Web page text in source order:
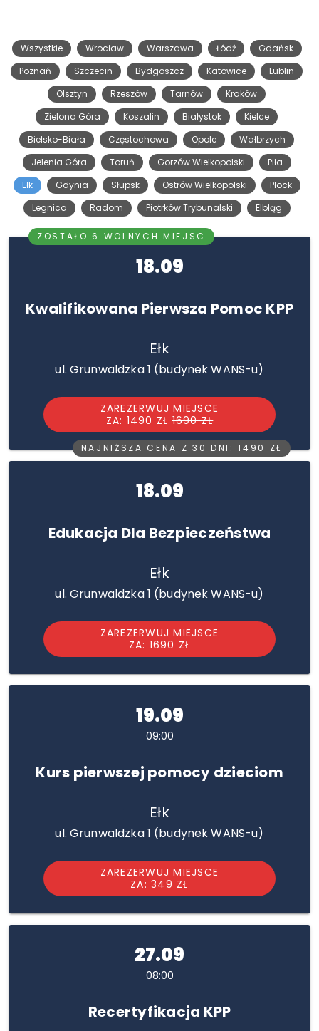
Wszystkie Wrocław Warszawa Łódź
Gdańsk
Poznań
Szczecin Bydgoszcz Katowice
Lublin
Olsztyn
Rzeszów Tarnów
Kraków
Zielona Góra
Koszalin Białystok
Kielce
Bielsko-Biała
Częstochowa Opole
Wałbrzych
Jelenia Góra
Toruń Gorzów Wielkopolski
Piła
Ełk
Gdynia Słupsk Ostrów Wielkopolski
Płock
Legnica
Radom Piotrków Trybunalski Elbląg
ZOSTAŁO 6 WOLNYCH MIEJSC
18.09
Kwalifikowana Pierwsza Pomoc KPP
Ełk
ul. Grunwaldzka 1 (budynek WANS-u)
ZAREZERWUJ MIEJSCE
ZA: 1490 ZŁ1690 ZŁ
NAJNIŻSZA CENA Z 30 DNI: 1490 ZŁ
18.09
Edukacja Dla Bezpieczeństwa
Ełk
ul. Grunwaldzka 1 (budynek WANS-u)
ZAREZERWUJ MIEJSCE
ZA: 1690 ZŁ
19.09
09:00
Kurs pierwszej pomocy dzieciom
Ełk
ul. Grunwaldzka 1 (budynek WANS-u)
ZAREZERWUJ MIEJSCE
ZA: 349 ZŁ
27.09
08:00
Recertyfikacja KPP